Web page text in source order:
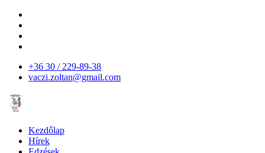
+36 30 / 229-89-38
vaczi.zoltan@gmail.com
Kezdőlap
Hírek